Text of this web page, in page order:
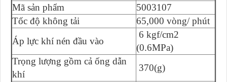
Mã sản phẩm
5003107
Tốc độ không tải
65,000 vòng/ phút
Áp lực khí nén đầu vào
6 kgf/cm2
(0.6MPa)
Trọng lượng gồm cả ống dẫn
khí
370(g)